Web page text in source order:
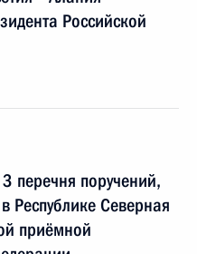
Российской
перечня поручений,
Республике Северная
приёмной